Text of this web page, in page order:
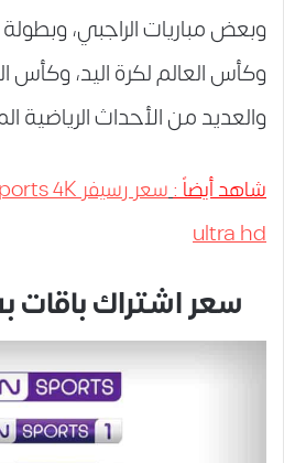
وبعض مباريات الراجبي، وبطولة
وكأس العالم لكرة اليد، وكأس
والعديد من الأحداث الرياضية
شاهد أيضاً :
ultra hd
سعر اشتراك